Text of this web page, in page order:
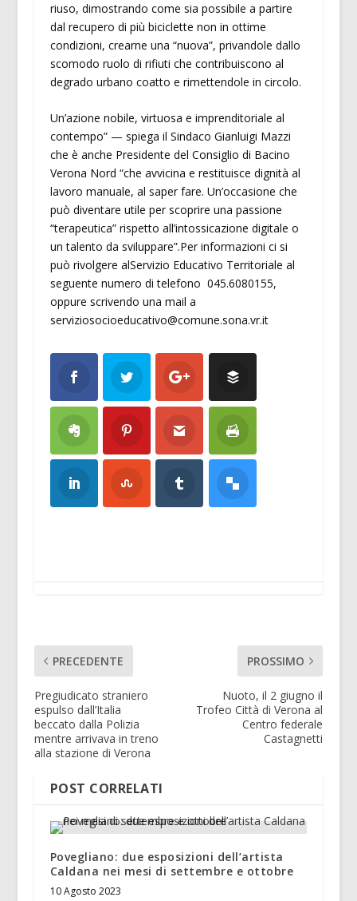
riuso, dimostrando come sia possibile a partire
dal recupero di più biciclette non in ottime
condizioni, crearne una “nuova”, privandole dallo
scomodo ruolo di rifiuti che contribuiscono al
degrado urbano coatto e rimettendole in circolo.
Un’azione nobile, virtuosa e imprenditoriale al
contempo” — spiega il Sindaco Gianluigi Mazzi
che è anche Presidente del Consiglio di Bacino
Verona Nord “che avvicina e restituisce dignità al
lavoro manuale, al saper fare. Un’occasione che
può diventare utile per scoprire una passione
“terapeutica” rispetto all’intossicazione digitale o
un talento da sviluppare”.Per informazioni ci si
può rivolgere alServizio Educativo Territoriale al
seguente numero di telefono 045.6080155,
oppure scrivendo una mail a
serviziosocioeducativo@comune.sona.vr.it
PRECEDENTE
Pregiudicato straniero
espulso dall’Italia
beccato dalla Polizia
mentre arrivava in treno
alla stazione di Verona
PROSSIMO
Nuoto, il 2 giugno il
Trofeo Città di Verona al
Centro federale
Castagnetti
POST CORRELATI
Povegliano: due esposizioni dell’artista
Caldana nei mesi di settembre e ottobre
10 Agosto 2023